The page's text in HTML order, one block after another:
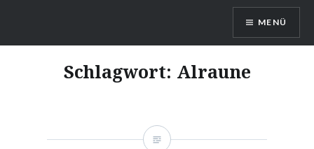
InhaltDragonDanielas Hobbyblog
MENÜ
Schlagwort: Alraune